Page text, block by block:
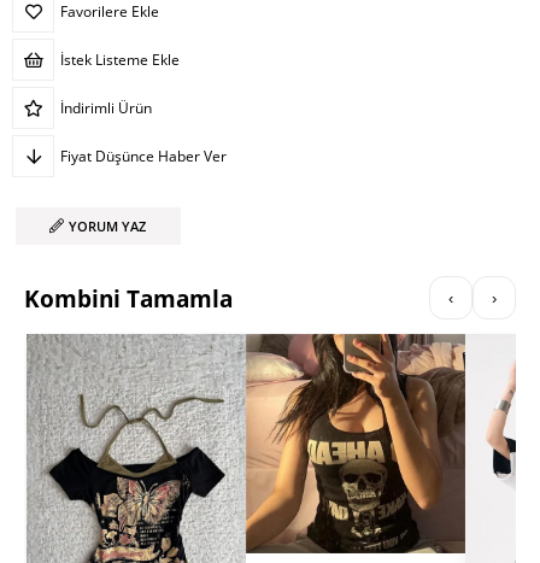
Favorilere Ekle
İstek Listeme Ekle
İndirimli Ürün
Fiyat Düşünce Haber Ver
YORUM YAZ
Kombini Tamamla ‹ ›